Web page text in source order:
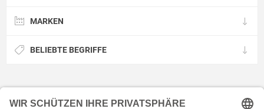
MARKEN
BELIEBTE BEGRIFFE